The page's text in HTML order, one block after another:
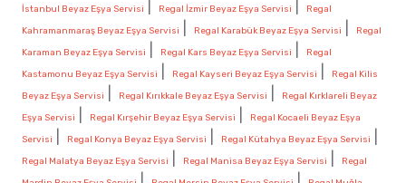
İstanbul Beyaz Eşya Servisi
Regal İzmir Beyaz Eşya Servisi
Regal
Kahramanmaraş Beyaz Eşya Servisi
Regal Karabük Beyaz Eşya Servisi
Regal
Karaman Beyaz Eşya Servisi
Regal Kars Beyaz Eşya Servisi
Regal
Kastamonu Beyaz Eşya Servisi
Regal Kayseri Beyaz Eşya Servisi
Regal Kilis
Beyaz Eşya Servisi
Regal Kırıkkale Beyaz Eşya Servisi
Regal Kırklareli Beyaz
Eşya Servisi
Regal Kırşehir Beyaz Eşya Servisi
Regal Kocaeli Beyaz Eşya
Servisi
Regal Konya Beyaz Eşya Servisi Regal Kütahya Beyaz Eşya Servisi
Regal Malatya Beyaz Eşya Servisi Regal Manisa Beyaz Eşya Servisi
Regal